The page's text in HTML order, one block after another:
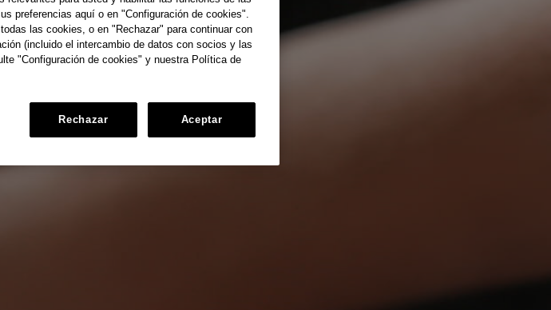
preferencias aquí o en "Configuración de cookies".
las cookies, o en "Rechazar" para continuar con
(incluido el intercambio de datos con socios y las
"Configuración de cookies" y nuestra Política de
Rechazar Aceptar